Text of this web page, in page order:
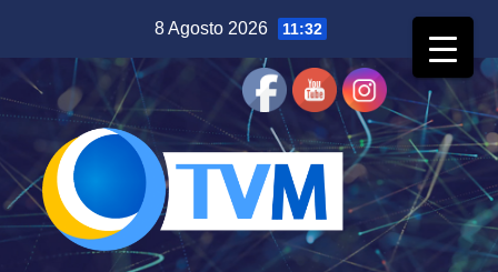
contenuto
8 Agosto 2026 11:32